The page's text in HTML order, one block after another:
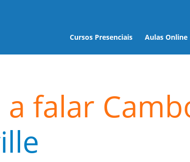
Cursos Presenciais Aulas Online
falar